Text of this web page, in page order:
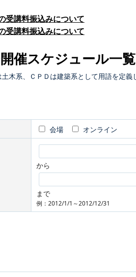
受講料振込みについて
受講料振込みについて
催スケジュール一覧
木系、ＣＰＤは建築系として用語を定義
会場 オンライン
から
まで
例：2012/1/1～2012/12/31